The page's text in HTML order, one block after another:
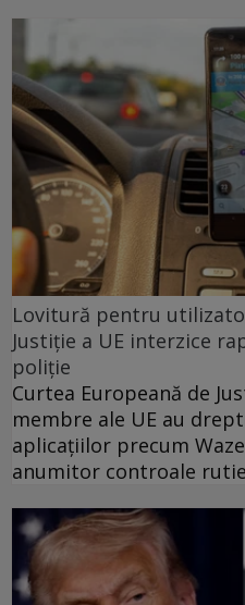
Lovitură pentru
Justiție a UE interzice
poliție
Curtea Europeană de
membre ale UE au
aplicațiilor precum
anumitor controale